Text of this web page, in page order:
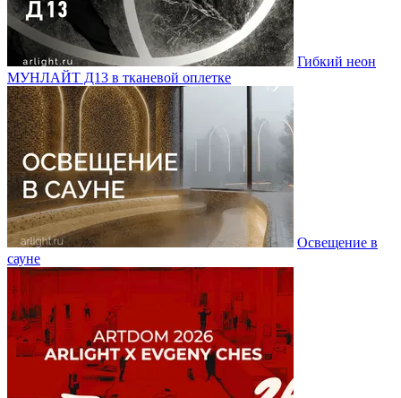
Гибкий неон
МУНЛАЙТ Д13 в тканевой оплетке
Освещение в
сауне